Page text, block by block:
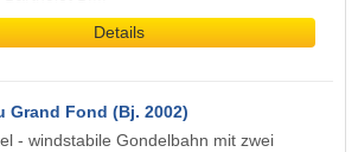
Details
Grand Fond (Bj. 2002)
- windstabile Gondelbahn mit zwei